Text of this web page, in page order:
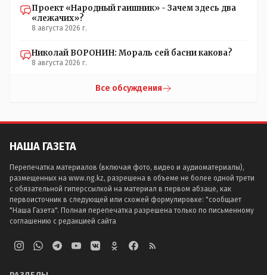
Проект «Народный гаишник» - Зачем здесь два
«лежачих»?
8 августа 2026 г.
Николай ВОРОНИН: Мораль сей басни какова?
8 августа 2026 г.
Все обсуждения
НАША ГАЗЕТА
Перепечатка материалов (включая фото, видео и аудиоматериалы),
размещенных на www.ng.kz, разрешена в объеме не более одной трети
с обязательной гиперссылкой на материал в первом абзаце, как
первоисточник в следующей или схожей формулировке: "сообщает
"Наша Газета". Полная перепечатка разрешена только по письменному
соглашению с редакцией сайта